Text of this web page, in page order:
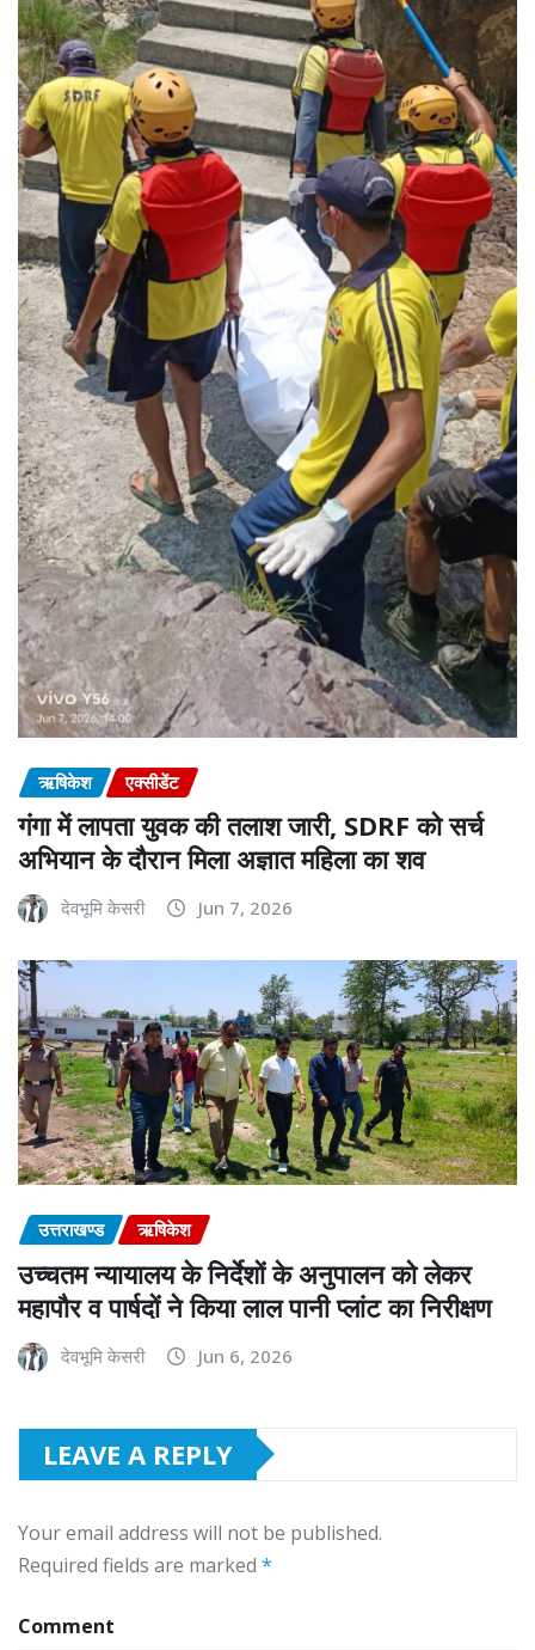
ऋषिकेश एक्सीडेंट
गंगा में लापता युवक की तलाश जारी, SDRF को सर्च
अभियान के दौरान मिला अज्ञात महिला का शव
देवभूमि केसरी Jun 7, 2026
उत्तराखण्ड ऋषिकेश
उच्चतम न्यायालय के निर्देशों के अनुपालन को लेकर
महापौर व पार्षदों ने किया लाल पानी प्लांट का निरीक्षण
देवभूमि केसरी Jun 6, 2026
LEAVE A REPLY
Your email address will not be published.
Required fields are marked *
Comment